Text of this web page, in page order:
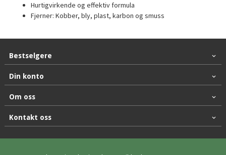
Hurtigvirkende og effektiv formula
Fjerner: Kobber, bly, plast, karbon og smuss
Bestselgere
Din konto
Om oss
Kontakt oss